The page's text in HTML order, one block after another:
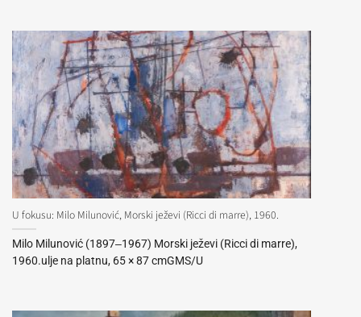
U fokusu: Milo Milunović, Morski ježevi (Ricci di marre), 1960.
Milo Milunović (1897‒1967) Morski ježevi (Ricci di marre),
1960.ulje na platnu, 65 × 87 cmGMS/U